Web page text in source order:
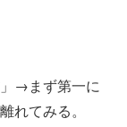
」→まず第一に
れてみる。